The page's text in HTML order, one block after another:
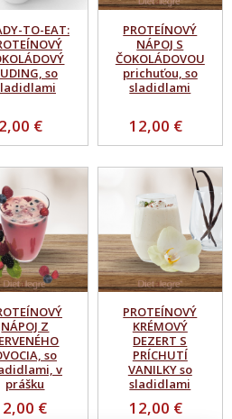
TO-EAT:
so
2,00 €
PROTEÍNOVÝ
NÁPOJ S
ČOKOLÁDOVOU
prichuťou, so
sladidlami
12,00 €
NÁPOJ Z
so
v
prášku
€
PROTEÍNOVÝ
KRÉMOVÝ
DEZERT S
PRÍCHUTÍ
VANILKY so
sladidlami
12,00 €